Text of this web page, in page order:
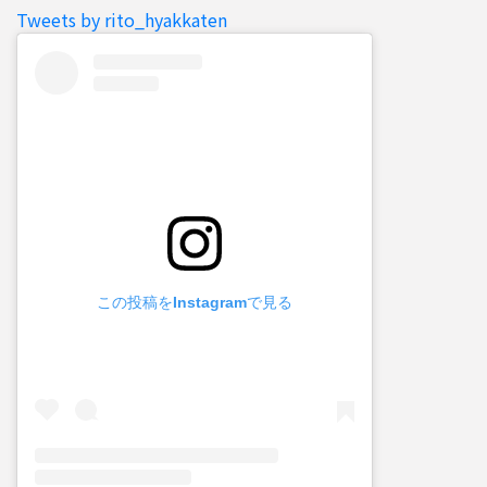
Tweets by rito_hyakkaten
この投稿をInstagramで見る